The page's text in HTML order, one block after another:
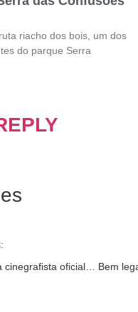
riacho dos bois, um dos
do parque Serra
cinegrafista oficial… Bem